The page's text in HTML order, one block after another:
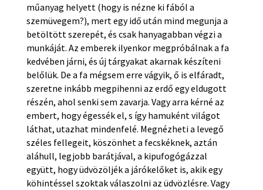
műanyag helyett (hogy is nézne ki fából a
szemüvegem?), mert egy idő után mind megunja a
betöltött szerepét, és csak hanyagabban végzi a
munkáját. Az emberek ilyenkor megpróbálnak a fa
kedvében járni, és új tárgyakat akarnak készíteni
belőlük. De a fa mégsem erre vágyik, ő is elfáradt,
szeretne inkább megpihenni az erdő egy eldugott
részén, ahol senki sem zavarja. Vagy arra kérné az
embert, hogy égessék el, s így hamuként világot
láthat, utazhat mindenfelé. Megnézheti a levegő
széles fellegeit, köszönhet a fecskéknek, aztán
aláhull, legjobb barátjával, a kipufogógázzal
együtt, hogy üdvözöljék a járókelőket is, akik egy
köhintéssel szoktak válaszolni az üdvözlésre. Vagy